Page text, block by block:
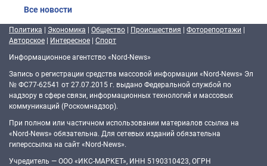
Все новости
Политика | Экономика | Общество | Происшествия | Фоторепортажи |
Авторское | Интересное | Спорт
Информационное агентство «Nord-News»
Запись о регистрации средства массовой информации «Nord-News» Эл
№ ФС77-62541 от 27.07.2015 г. выдано Федеральной службой по
надзору в сфере связи, информационных технологий и массовых
коммуникаций (Роскомнадзор).
При полном или частичном использовании материалов ссылка на
«Nord-News» обязательна. Для сетевых изданий обязательна
гиперссылка на сайт «Nord-News».
Учредитель — ООО «ИКС-МАРКЕТ», ИНН 5190310423, ОГРН